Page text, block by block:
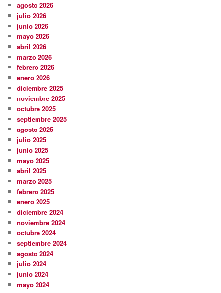
agosto 2026
julio 2026
junio 2026
mayo 2026
abril 2026
marzo 2026
febrero 2026
enero 2026
diciembre 2025
noviembre 2025
octubre 2025
septiembre 2025
agosto 2025
julio 2025
junio 2025
mayo 2025
abril 2025
marzo 2025
febrero 2025
enero 2025
diciembre 2024
noviembre 2024
octubre 2024
septiembre 2024
agosto 2024
julio 2024
junio 2024
mayo 2024